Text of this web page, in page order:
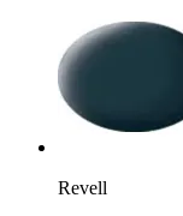
Revell